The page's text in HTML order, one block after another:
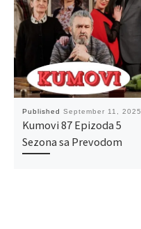
Published September 11, 2025
Kumovi 87 Epizoda 5
Sezona sa Prevodom